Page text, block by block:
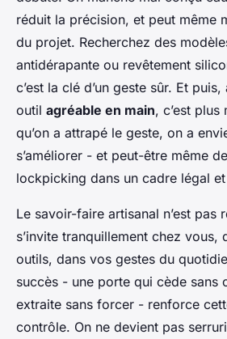
réduit la précision, et peut même
du projet. Recherchez des
antidérapante ou revêtement
c’est la clé d’un geste sûr. Et
outil agréable en main, c’est
qu’on a attrapé le geste, on a
s’améliorer - et peut-être même
lockpicking dans un cadre légal
Le savoir-faire artisanal n’est pas
s’invite tranquillement chez vous,
outils, dans vos gestes du
succès - une porte qui cède sans
extraite sans forcer - renforce
contrôle. On ne devient pas